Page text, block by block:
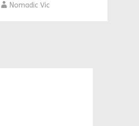
Nomadic Vic